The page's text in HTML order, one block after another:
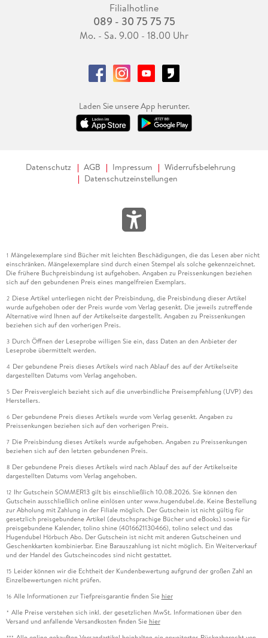
Filialhotline
089 - 30 75 75 75
Mo. - Sa. 9.00 - 18.00 Uhr
Laden Sie unsere App herunter.
Datenschutz AGB Impressum
Widerrufsbelehrung
Datenschutzeinstellungen
1 Mängelexemplare sind Bücher mit leichten Beschädigungen, die das Lesen aber nicht
einschränken. Mängelexemplare sind durch einen Stempel als solche gekennzeichnet.
Die frühere Buchpreisbindung ist aufgehoben. Angaben zu Preissenkungen beziehen
sich auf den gebundenen Preis eines mangelfreien Exemplars.
2 Diese Artikel unterliegen nicht der Preisbindung, die Preisbindung dieser Artikel
wurde aufgehoben oder der Preis wurde vom Verlag gesenkt. Die jeweils zutreffende
Alternative wird Ihnen auf der Artikelseite dargestellt. Angaben zu Preissenkungen
beziehen sich auf den vorherigen Preis.
3 Durch Öffnen der Leseprobe willigen Sie ein, dass Daten an den Anbieter der
Leseprobe übermittelt werden.
4 Der gebundene Preis dieses Artikels wird nach Ablauf des auf der Artikelseite
dargestellten Datums vom Verlag angehoben.
5 Der Preisvergleich bezieht sich auf die unverbindliche Preisempfehlung (UVP) des
Herstellers.
6 Der gebundene Preis dieses Artikels wurde vom Verlag gesenkt. Angaben zu
Preissenkungen beziehen sich auf den vorherigen Preis.
7 Die Preisbindung dieses Artikels wurde aufgehoben. Angaben zu Preissenkungen
beziehen sich auf den letzten gebundenen Preis.
8 Der gebundene Preis dieses Artikels wird nach Ablauf des auf der Artikelseite
dargestellten Datums vom Verlag angehoben.
12 Ihr Gutschein SOMMER13 gilt bis einschließlich 10.08.2026. Sie können den
Gutschein ausschließlich online einlösen unter www.hugendubel.de. Keine Bestellung
zur Abholung mit Zahlung in der Filiale möglich. Der Gutschein ist nicht gültig für
gesetzlich preisgebundene Artikel (deutschsprachige Bücher und eBooks) sowie für
preisgebundene Kalender, tolino shine (4016621130466), tolino select und das
Hugendubel Hörbuch Abo. Der Gutschein ist nicht mit anderen Gutscheinen und
Geschenkkarten kombinierbar. Eine Barauszahlung ist nicht möglich. Ein Weiterverkauf
und der Handel des Gutscheincodes sind nicht gestattet.
15 Leider können wir die Echtheit der Kundenbewertung aufgrund der großen Zahl an
Einzelbewertungen nicht prüfen.
16 Alle Informationen zur Tiefpreisgarantie finden Sie hier
* Alle Preise verstehen sich inkl. der gesetzlichen MwSt. Informationen über den
Versand und anfallende Versandkosten finden Sie hier